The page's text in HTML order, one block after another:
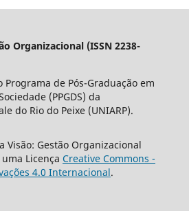
Organizacional (ISSN 2238-
Programa de Pós-Graduação em
(PPGDS) da
do Rio do Peixe (UNIARP).
Visão: Gestão Organizacional
Licença Creative Commons -
4.0 Internacional.